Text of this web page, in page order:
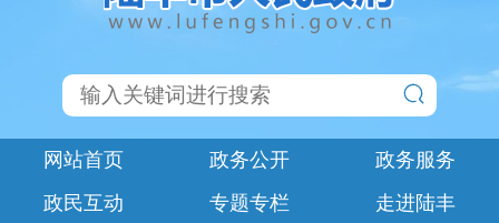
网站首页 政务公开
政务服务
政民互动
专题专栏
走进陆丰